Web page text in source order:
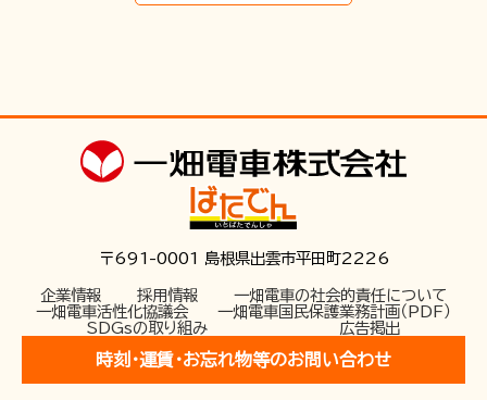
〒691-0001 島根県出雲市平田町2226
企業情報 採用情報
一畑電車の社会的責任について
一畑電車活性化協議会
一畑電車国民保護業務計画（PDF）
SDGsの取り組み
広告掲出
時刻･運賃･お忘れ物等のお問い合わせ